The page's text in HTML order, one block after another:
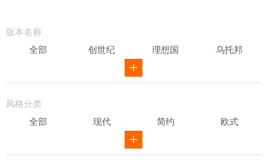
版本名称
全部
创世纪 理想国 乌托邦
风格分类
全部
现代 简约 欧式